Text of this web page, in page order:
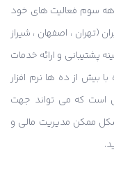
دهه سوم فعالیت های خود
(تهران ، اصفهان ، شیراز
پشتیبانی و ارائه خدمات
از ده ها نرم افزار
است که می تواند جهت
ممکن مدیریت مالی و